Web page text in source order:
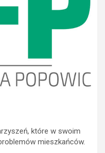
które w swoim
mieszkańców.